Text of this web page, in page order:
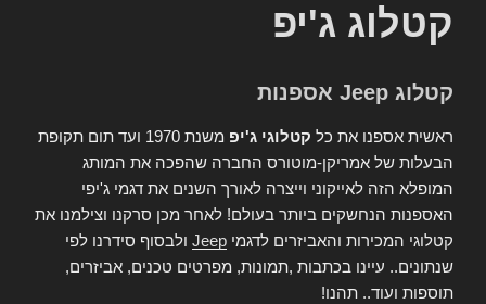
קטלוג ג'יפ
קטלוג Jeep אספנות
ראשית אספנו את כל קטלוגי ג'יפ
משנת 1970 ועד תום תקופת
הבעלות של אמריקן-מוטורס החברה שהפכה את המותג
המופלא הזה לאייקוני וייצרה לאורך השנים את דגמי ג'יפי
האספנות הנחשקים ביותר בעולם! לאחר מכן סרקנו וצילמנו את
קטלוגי המכירות והאביזרים לדגמי Jeep ולבסוף סידרנו לפי
שנתונים.. עיינו בכתבות ,תמונות, מפרטים טכנים, אביזרים,
תוספות ועוד.. תהנו!